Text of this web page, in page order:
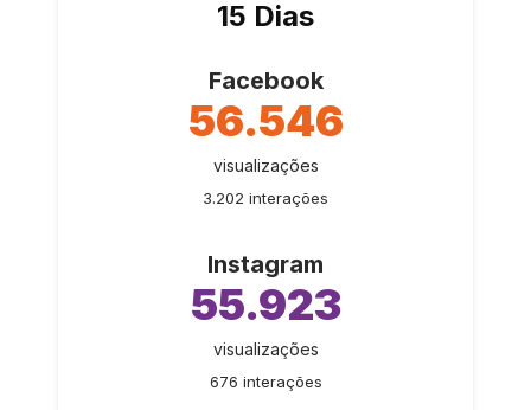
15 Dias
Facebook
56.546
visualizações
3.202 interações
Instagram
55.923
visualizações
676 interações